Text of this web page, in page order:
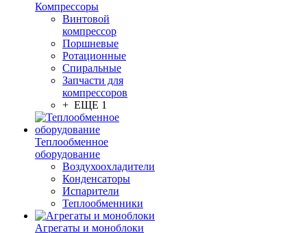
Компрессоры
Винтовой
компрессор
Поршневые
Ротационные
Спиральные
Запчасти для
компрессоров
+ ЕЩЕ 1
Теплообменное
оборудование
Воздухоохладители
Конденсаторы
Испарители
Теплообменники
Агрегаты и моноблоки